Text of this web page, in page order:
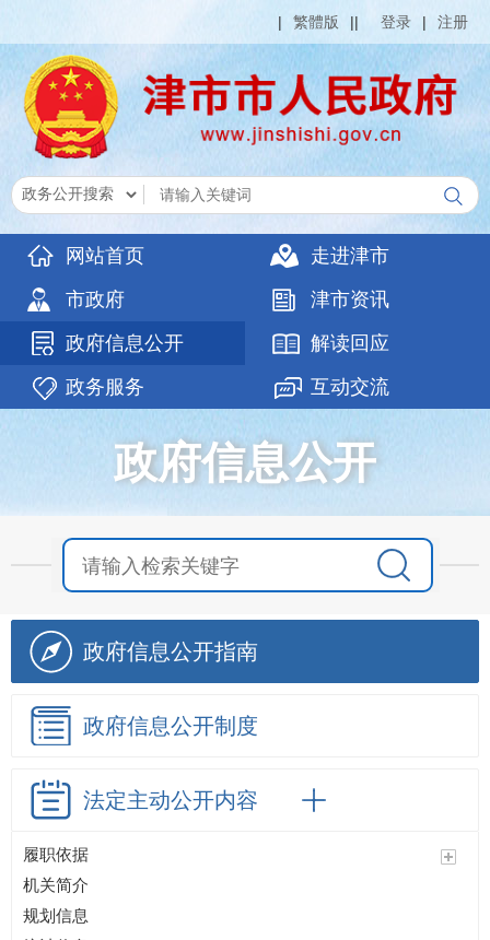
| 繁體版 || 登录 | 注册
网站首页
走进津市
市政府
津市资讯
政府信息公开
解读回应
政务服务
互动交流
政府信息公开
政府信息公开指南
政府信息公开制度
法定主动公开内容
履职依据
机关简介
规划信息